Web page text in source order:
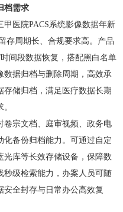
档需求
甲医院PACS系统影像数据年新
存周期长、合规要求高。产品
间段数据恢复，搭配黑白名单
据归档与删除周期，高效承
储归档，满足医疗数据长期
卷宗文档、庭审视频、政务电
备份归档能力。可通过自定
光库等长效存储设备，保障数
秒级检索能力，办案人员可随
安全封存与日常办公高效复